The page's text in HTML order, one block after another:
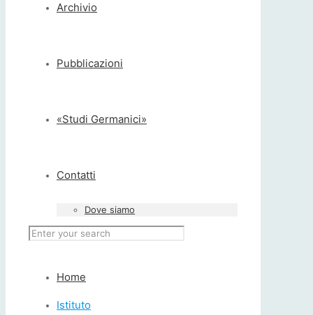
Archivio
Pubblicazioni
«Studi Germanici»
Contatti
Dove siamo
Home
Istituto